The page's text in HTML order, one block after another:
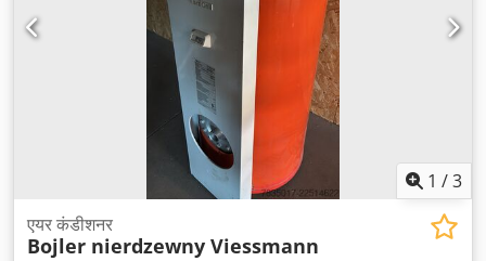
1 /3
एयर कंडीशनर
Bojler nierdzewny Viessmann